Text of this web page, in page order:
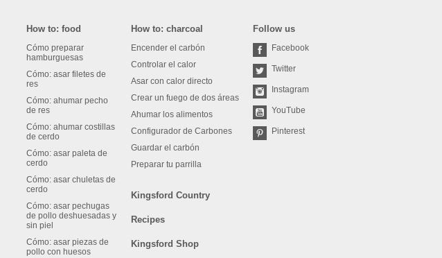
How to: food
Cómo preparar
hamburguesas
Cómo: asar filetes de
res
Cómo: ahumar pecho
de res
Cómo: ahumar costillas
de cerdo
Cómo: asar paleta de
cerdo
Cómo: asar chuletas de
cerdo
Cómo: asar pechugas
de pollo deshuesadas y
sin piel
Cómo: asar piezas de
pollo con huesos
How to: charcoal
Encender el carbón
Controlar el calor
Asar con calor directo
Crear un fuego de dos áreas
Ahumar los alimentos
Configurador de Carbones
Guardar el carbón
Preparar tu parrilla
Kingsford Country
Recipes
Kingsford Shop
Follow us
Facebook
Twitter
Instagram
YouTube
Pinterest